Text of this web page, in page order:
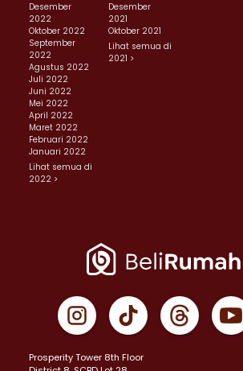
Desember
2022
Oktober 2022
September
2022
Agustus 2022
Juli 2022
Juni 2022
Mei 2022
April 2022
Maret 2022
Februari 2022
Januari 2022
Lihat semua di
2022 >
Desember
2021
Oktober 2021
Lihat semua di
2021 >
Prosperity Tower 8th Floor